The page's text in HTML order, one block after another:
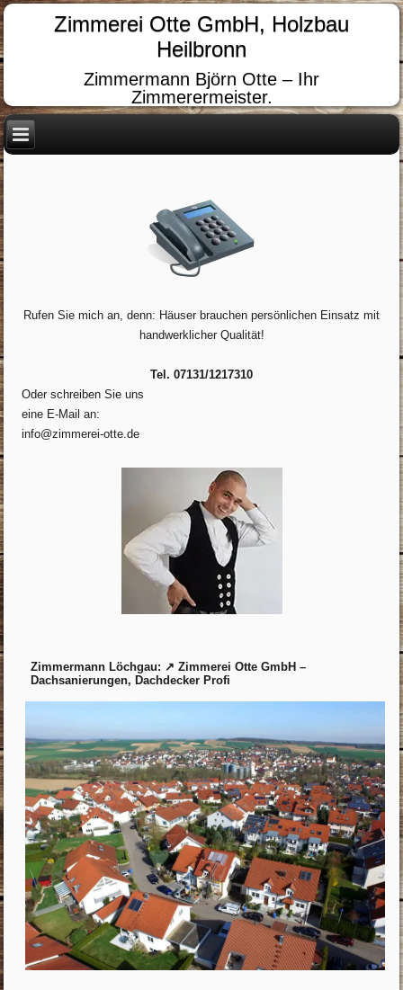
Zimmerei Otte GmbH, Holzbau
Heilbronn
Zimmermann Björn Otte – Ihr
Zimmerermeister.
Rufen Sie mich an, denn: Häuser brauchen persönlichen Einsatz mit
handwerklicher Qualität!
Tel. 07131/1217310
Oder schreiben Sie uns
eine E-Mail an:
info@zimmerei-otte.de
Zimmermann Löchgau: ↗️ Zimmerei Otte GmbH –
Dachsanierungen, Dachdecker Profi